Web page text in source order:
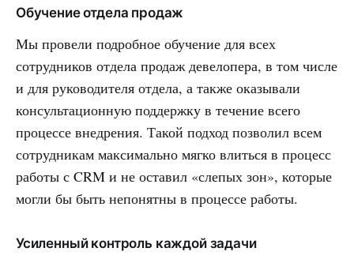
Обучение отдела продаж
Мы провели подробное обучение для всех
сотрудников отдела продаж девелопера, в том числе
и для руководителя отдела, а также оказывали
консультационную поддержку в течение всего
процессе внедрения. Такой подход позволил всем
сотрудникам максимально мягко влиться в процесс
работы с CRM и не оставил «слепых зон», которые
могли бы быть непонятны в процессе работы.
Усиленный контроль каждой задачи